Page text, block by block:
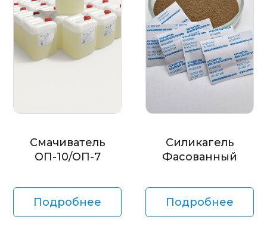
Смачиватель
ОП-10/ОП-7
Подробнее
Силикагель
Фасованный
Подробнее